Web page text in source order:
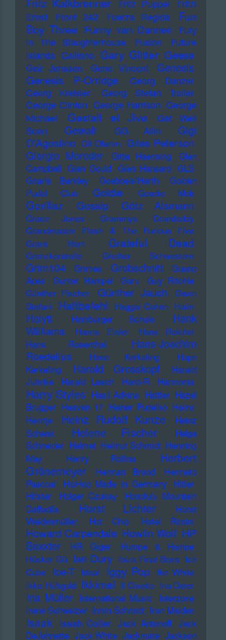
Fritz Puppel
Fritzi
Ernst
Front 242 Fuerza Regida
Fun
Boy Three Funny van Dannen Fury
In The Slaughterhouse
Fusion
Future
Islands Galliano Gary Glitter Geese
Geir Jenssen Gene Vincent
Genesis
Genesis P-Orridge
Georg Danzer
Georg Kreisler
Georg Stefan Troller
George Clinton George Harrison George
Michael
Gestalt et Jive
Get Well
Soon
Gewalt GG Allin
Gigi
D'Agostino Gil Ofarim Giles Peterson
Giorgio Moroder
Gitte Haenning
Glen
Campbell Glen Gould Glen Hansard GLS
Gnarls Barkley
Goebbels/Harth
Golden
Pudel Club
Goldie Goodie Mob
Gorillaz Gossip Götz Alsmann
Grace Jones Grammys
Grandaddy
Grandmaster Flash & The Furious Five
Grant Hart
Grateful Dead
Grenzkontrolle Grether Schwestern
Grim104 Grimes Grobschnitt
Guano
Apes
Gunter Hampel Guru
Guy Ritchie
Günther Fischer
Günther Jauch
Gwen
Stefani Haftbefehl Haggai Cohen Haim
Haiyti Hamburger Schule
Hank
Williams
Hanns Eisler
Hans Reichel
Hans Rosenthal
Hans-Joachim
Roedelius
Haoe Kerkeling
Hape
Kerkeling
Harald Grosskopf
Harald
Juhnke
Harald Lesch Hard-Fi Harmonia
Harry Styles Hasil Adkins Hattler Hazel
Brugger Heaven 17 Heiner Pudelko Heino
Heintje
Heinz Rudolf Kunze
Heinz
Schenk
Helene Fischer
Helge
Schneider Helmet Helmut Schmidt Henning
May
Henry Rollins
Herbert
Grönemeyer
Herman Brood
Hermeto
Pascoal
HipHop Made in Germany
Hitler
Hitster
Holger Czukay
Honolulu Mountain
Daffodils
Horst Lichter
Horst
Weidenmüller
Hot Chip Hotel Rimini
Howard Carpendale Howlin Wolf HP
Baxxter
HR Giger
Humpe & Humpe
Hüsker Dü Ian Dury Ibiza Final Boss Ice
Cube
Ice-T Ideal Iggy Pop Ike White
Ikke Hüftgold Ikkimel Il Civetto Ina Deter
Ina Müller International Music Interzone
Irene Schweizer Irmin Schmidt Iron Maiden
Isaak Isaiah Collier Jack Antonoff Jack
DeJohnette Jack White Jackmate Jackson